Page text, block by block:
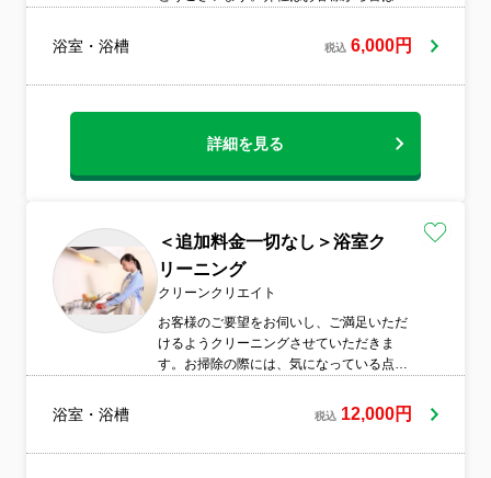
ム、不動産業資格も持っておりますのでお
住まいのことは何でもご相談ください。在
浴室・浴槽 税込 6,000円
詳細を見る
＜追加料金一切なし＞浴室ク
リーニング
クリーンクリエイト
お客様のご要望をお伺いし、ご満足いただ
けるようクリーニングさせていただきま
す。お掃除の際には、気になっている点や
申し付けください!プロの技術で徹底的にク
リーニングし、快適な生活空間をご提供い
浴室・浴槽 税込 12,000円